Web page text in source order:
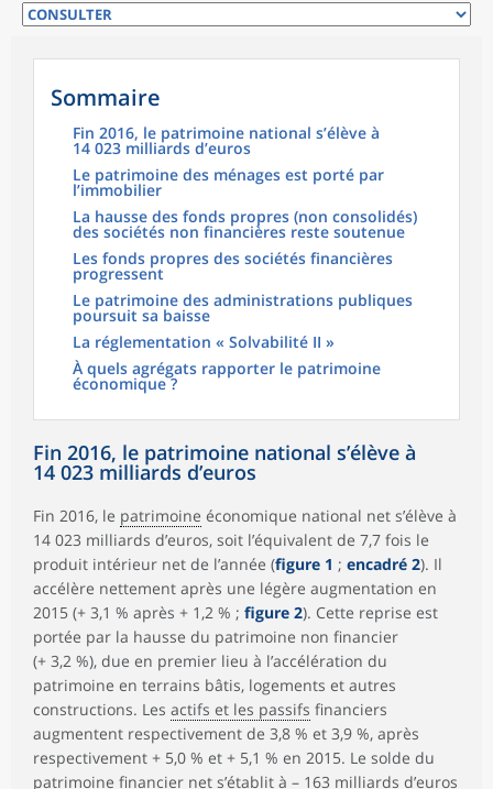
Sommaire
Fin 2016, le patrimoine national s’élève à
14 023 milliards d’euros
Le patrimoine des ménages est porté par
l’immobilier
La hausse des fonds propres (non consolidés)
des sociétés non financières reste soutenue
Les fonds propres des sociétés financières
progressent
Le patrimoine des administrations publiques
poursuit sa baisse
La réglementation « Solvabilité II »
À quels agrégats rapporter le patrimoine
économique ?
Fin 2016, le patrimoine national s’élève à
14 023 milliards d’euros
Fin 2016, le patrimoine économique national net s’élève à
14 023 milliards d’euros, soit l’équivalent de 7,7 fois le
produit intérieur net de l’année (figure 1 ; encadré 2). Il
accélère nettement après une légère augmentation en
2015 (+ 3,1 % après + 1,2 % ; figure 2). Cette reprise est
portée par la hausse du patrimoine non financier
(+ 3,2 %), due en premier lieu à l’accélération du
patrimoine en terrains bâtis, logements et autres
constructions. Les actifs et les passifs financiers
augmentent respectivement de 3,8 % et 3,9 %, après
respectivement + 5,0 % et + 5,1 % en 2015. Le solde du
patrimoine financier net s’établit à – 163 milliards d’euros